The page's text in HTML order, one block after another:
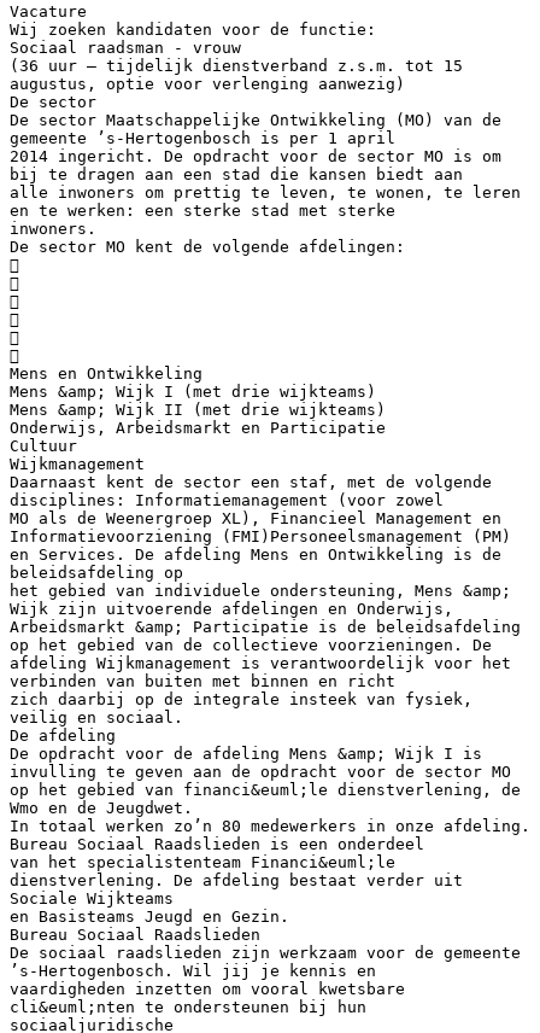
Vacature
Wij zoeken kandidaten voor de functie:
Sociaal raadsman - vrouw
(36 uur – tijdelijk dienstverband z.s.m. tot 15
augustus, optie voor verlenging aanwezig)
De sector
De sector Maatschappelijke Ontwikkeling (MO) van de
gemeente ’s-Hertogenbosch is per 1 april
2014 ingericht. De opdracht voor de sector MO is om
bij te dragen aan een stad die kansen biedt aan
alle inwoners om prettig te leven, te wonen, te leren
en te werken: een sterke stad met sterke
inwoners.
De sector MO kent de volgende afdelingen:






Mens en Ontwikkeling
Mens &amp; Wijk I (met drie wijkteams)
Mens &amp; Wijk II (met drie wijkteams)
Onderwijs, Arbeidsmarkt en Participatie
Cultuur
Wijkmanagement
Daarnaast kent de sector een staf, met de volgende
disciplines: Informatiemanagement (voor zowel
MO als de Weenergroep XL), Financieel Management en
Informatievoorziening (FMI)Personeelsmanagement (PM)
en Services. De afdeling Mens en Ontwikkeling is de
beleidsafdeling op
het gebied van individuele ondersteuning, Mens &amp;
Wijk zijn uitvoerende afdelingen en Onderwijs,
Arbeidsmarkt &amp; Participatie is de beleidsafdeling
op het gebied van de collectieve voorzieningen. De
afdeling Wijkmanagement is verantwoordelijk voor het
verbinden van buiten met binnen en richt
zich daarbij op de integrale insteek van fysiek,
veilig en sociaal.
De afdeling
De opdracht voor de afdeling Mens &amp; Wijk I is
invulling te geven aan de opdracht voor de sector MO
op het gebied van financi&euml;le dienstverlening, de
Wmo en de Jeugdwet.
In totaal werken zo’n 80 medewerkers in onze afdeling.
Bureau Sociaal Raadslieden is een onderdeel
van het specialistenteam Financi&euml;le
dienstverlening. De afdeling bestaat verder uit
Sociale Wijkteams
en Basisteams Jeugd en Gezin.
Bureau Sociaal Raadslieden
De sociaal raadslieden zijn werkzaam voor de gemeente
’s-Hertogenbosch. Wil jij je kennis en
vaardigheden inzetten om vooral kwetsbare
cli&euml;nten te ondersteunen bij hun
sociaaljuridische